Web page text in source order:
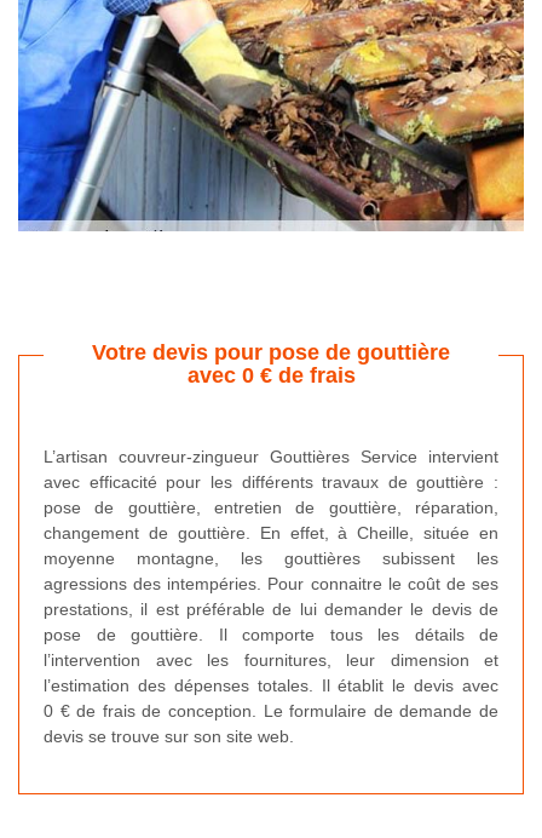
Votre devis pour pose de gouttière
avec 0 € de frais
L’artisan couvreur-zingueur Gouttières Service intervient
avec efficacité pour les différents travaux de gouttière :
pose de gouttière, entretien de gouttière, réparation,
changement de gouttière. En effet, à Cheille, située en
moyenne montagne, les gouttières subissent les
agressions des intempéries. Pour connaitre le coût de ses
prestations, il est préférable de lui demander le devis de
pose de gouttière. Il comporte tous les détails de
l’intervention avec les fournitures, leur dimension et
l’estimation des dépenses totales. Il établit le devis avec
0 € de frais de conception. Le formulaire de demande de
devis se trouve sur son site web.